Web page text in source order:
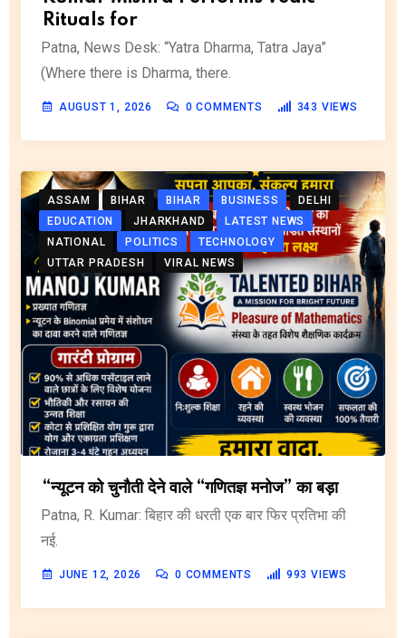
Rituals for
Patna, News Desk: “Yatra Dharma, Tatra Jaya”
(Where there is Dharma, there.
AUGUST 1, 2026 0 COMMENTS 343 VIEWS
ASSAM BIHAR BIHAR BUSINESS
DELHI
EDUCATION
JHARKHAND
LATEST NEWS
NATIONAL
POLITICS
TECHNOLOGY
UTTAR PRADESH
VIRAL NEWS
“न्यूटन को चुनौती देने वाले “गणितज्ञ मनोज” का बड़ा
Patna, R. Kumar: बिहार की धरती एक बार फिर प्रतिभा की
नई.
JUNE 12, 2026 0 COMMENTS 993 VIEWS